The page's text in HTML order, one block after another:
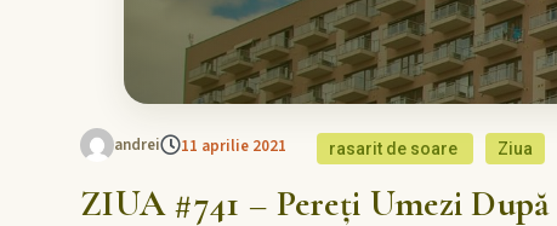
andrei 11 aprilie 2021 rasarit de soare Ziua
ZIUA #741 – Pereți Umezi După